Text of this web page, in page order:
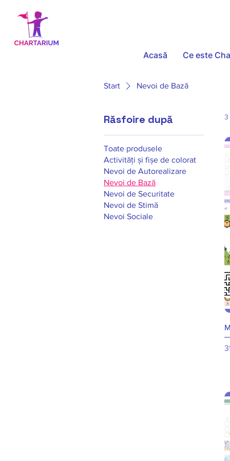
Acasă Ce este
Start Nevoi de Bază
Răsfoire după
Toate produsele
Activități și fișe de colorat
Nevoi de Autorealizare
Nevoi de Bază
Nevoi de Securitate
Nevoi de Stimă
Nevoi Sociale
3